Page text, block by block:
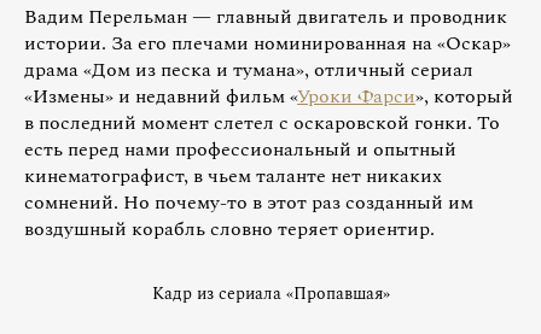
Вадим Перельман — главный двигатель и проводник
истории. За его плечами номинированная на «Оскар»
драма «Дом из песка и тумана», отличный сериал
«Измены» и недавний фильм «Уроки Фарси», который
в последний момент слетел с оскаровской гонки. То
есть перед нами профессиональный и опытный
кинематографист, в чьем таланте нет никаких
сомнений. Но почему-то в этот раз созданный им
воздушный корабль словно теряет ориентир.
Кадр из сериала «Пропавшая»